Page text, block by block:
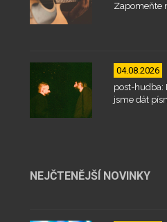
Zapomeňte
04.08.2026
post-hudba:
jsme dát
NEJČTENĚJŠÍ NOVINKY